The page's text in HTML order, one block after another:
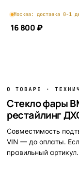
Москва: доставка 0-1
16 800 ₽
О ТОВАРЕ ·
Стекло фары
рестайлинг
Совместимость
VIN — до оплаты.
правильный артикул.